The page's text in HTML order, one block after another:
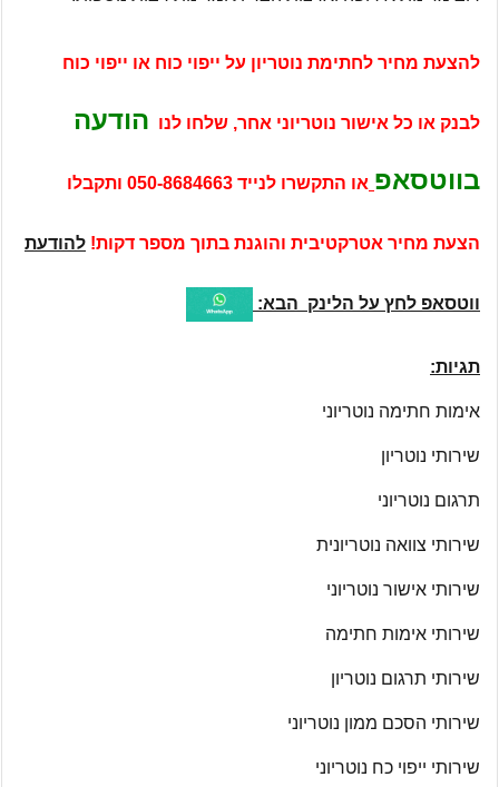
להצעת מחיר לחתימת נוטריון על ייפוי כוח או ייפוי כוח
לבנק או כל אישור נוטריוני אחר, שלחו לנו הודעה
בווטסאפ או התקשרו לנייד 050-8684663 ותקבלו
הצעת מחיר אטרקטיבית והוגנת בתוך מספר דקות! להודעת
ווטסאפ לחץ על הלינק הבא:
תגיות:
אימות חתימה נוטריוני
שירותי נוטריון
תרגום נוטריוני
שירותי צוואה נוטריונית​
שירותי אישור נוטריוני
שירותי אימות חתימה
שירותי תרגום נוטריון
שירותי הסכם ממון נוטריוני
שירותי ייפוי כח נוטריוני